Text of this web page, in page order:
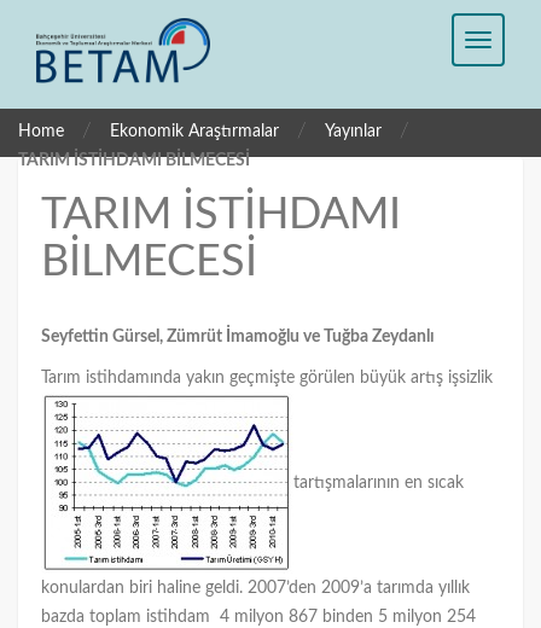
Home / Ekonomik Araştırmalar / Yayınlar /
TARIM İSTİHDAMI BİLMECESİ
TARIM İSTİHDAMI
BİLMECESİ
Seyfettin Gürsel, Zümrüt İmamoğlu ve Tuğba Zeydanlı
Tarım istihdamında yakın geçmişte görülen büyük artış işsizlik
tartışmalarının en sıcak
konulardan biri haline geldi. 2007’den 2009’a tarımda yıllık
bazda toplam istihdam 4 milyon 867 binden 5 milyon 254